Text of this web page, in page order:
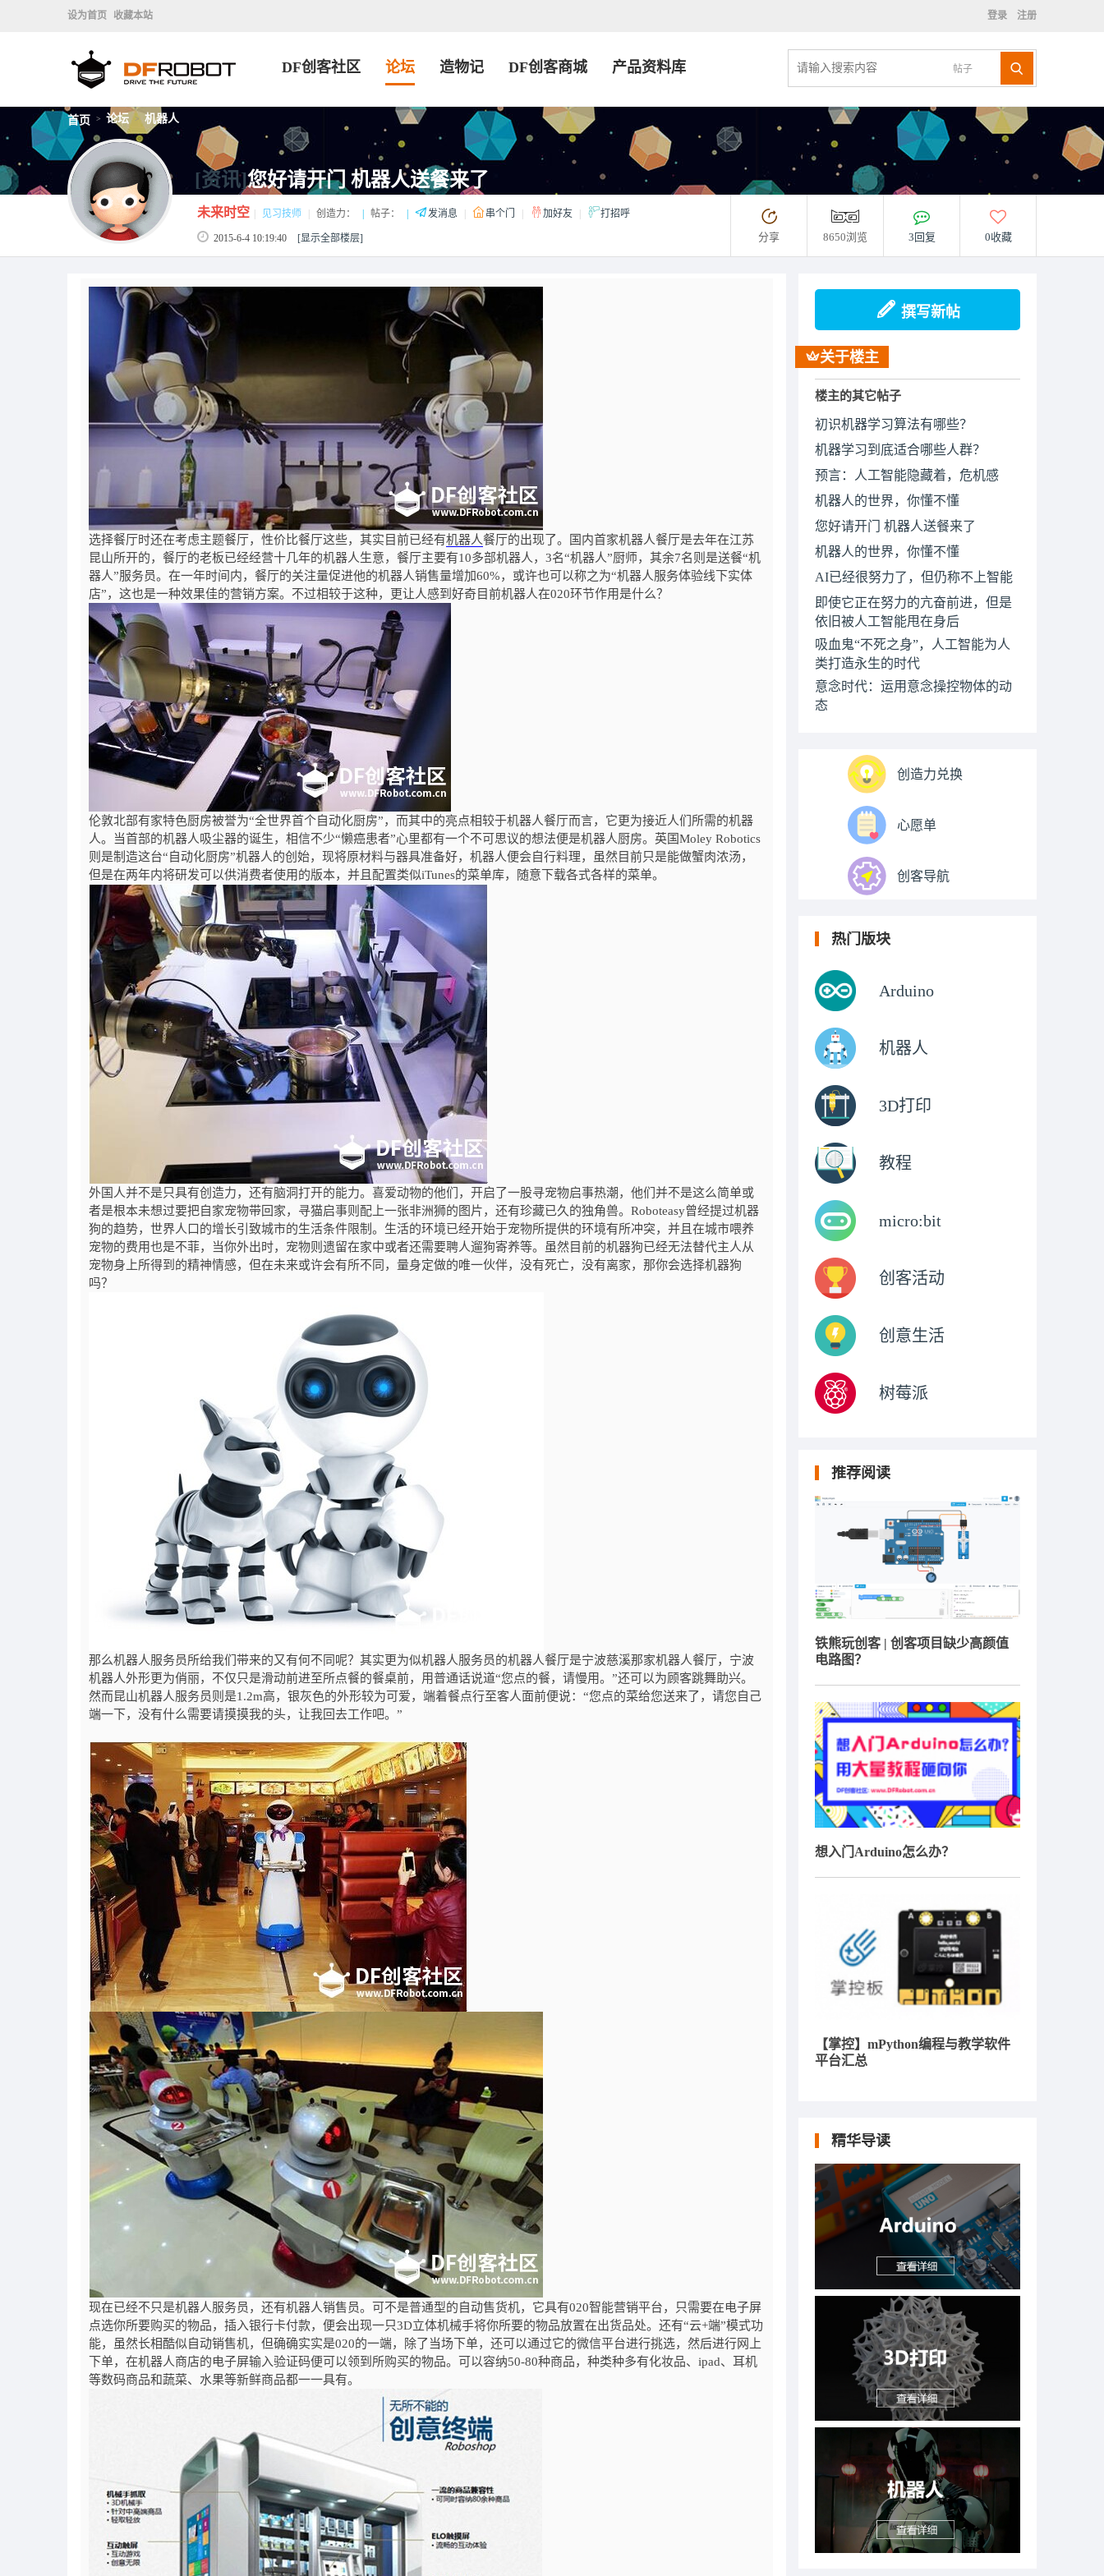
设为首页 收藏本站 登录 注册
帖子
DF创客社区 论坛 造物记 DF创客商城 产品资料库
首页 > 论坛 > 机器人
[资讯]您好请开门 机器人送餐来了
未来时空 见习技师 创造力： 帖子： 发消息 串个门 加好友 打招呼
2015-6-4 10:19:40 [显示全部楼层] 分享 8650浏览 3回复 0收藏
选择餐厅时还在考虑主题餐厅，性价比餐厅这些，其实目前已经有机器人餐厅的出现了。国内首家机器人餐厅是去年在江苏
昆山所开的，餐厅的老板已经经营十几年的机器人生意，餐厅主要有10多部机器人， 3名“机器人”厨师，其余7名则是送餐“机
器人”服务员。在一年时间内，餐厅的关注量促进他的机器人销售量增加60%，或许也可以称之为“机器人服务体验线下实体
店”，这也是一种效果佳的营销方案。不过相较于这种，更让人感到好奇目前机器人在020环节作用是什么？
伦敦北部有家特色厨房被誉为“全世界首个自动化厨房”，而其中的亮点相较于机器人餐厅而言，它更为接近人们所需的机器
人。当首部的机器人吸尘器的诞生，相信不少“懒癌患者”心里都有一个不可思议的想法便是机器人厨房。英国Moley Robotics
则是制造这台“自动化厨房”机器人的创始，现将原材料与器具准备好，机器人便会自行料理，虽然目前只是能做蟹肉浓汤，
但是在两年内将研发可以供消费者使用的版本，并且配置类似iTunes的菜单库，随意下载各式各样的菜单。
外国人并不是只具有创造力，还有脑洞打开的能力。喜爱动物的他们，开启了一股寻宠物启事热潮，他们并不是这么简单或
者是根本未想过要把自家宠物带回家，寻猫启事则配上一张非洲狮的图片，还有珍藏已久的独角兽。Roboteasy曾经提过机器
狗的趋势，世界人口的增长引致城市的生活条件限制。生活的环境已经开始于宠物所提供的环境有所冲突，并且在城市喂养
宠物的费用也是不菲，当你外出时，宠物则遗留在家中或者还需要聘人遛狗寄养等。虽然目前的机器狗已经无法替代主人从
宠物身上所得到的精神情感，但在未来或许会有所不同，量身定做的唯一伙伴，没有死亡，没有离家，那你会选择机器狗
吗？
那么机器人服务员所给我们带来的又有何不同呢？其实更为似机器人服务员的机器人餐厅是宁波慈溪那家机器人餐厅，宁波
机器人外形更为俏丽，不仅只是滑动前进至所点餐的餐桌前，用普通话说道“您点的餐，请慢用。”还可以为顾客跳舞助兴。
然而昆山机器人服务员则是1.2m高，银灰色的外形较为可爱，端着餐点行至客人面前便说：“您点的菜给您送来了，请您自己
端一下，没有什么需要请摸摸我的头，让我回去工作吧。”
现在已经不只是机器人服务员，还有机器人销售员。可不是普通型的自动售货机，它具有020智能营销平台，只需要在电子屏
点选你所要购买的物品，插入银行卡付款，便会出现一只3D立体机械手将你所要的物品放置在出货品处。还有“云+端”模式功
能，虽然长相酷似自动销售机，但确确实实是020的一端，除了当场下单，还可以通过它的微信平台进行挑选，然后进行网上
下单，在机器人商店的电子屏输入验证码便可以领到所购买的物品。可以容纳50-80种商品，种类种多有化妆品、 ipad、耳机
等数码商品和蔬菜、水果等新鲜商品都一一具有。
撰写新帖
关于楼主
楼主的其它帖子
初识机器学习算法有哪些？
机器学习到底适合哪些人群？
预言：人工智能隐藏着，危机感
机器人的世界，你懂不懂
您好请开门 机器人送餐来了
机器人的世界，你懂不懂
AI已经很努力了，但仍称不上智能
即使它正在努力的亢奋前进，但是
依旧被人工智能甩在身后
吸血鬼“不死之身”，人工智能为人
类打造永生的时代
意念时代：运用意念操控物体的动
态
创造力兑换
心愿单
创客导航
热门版块
Arduino
机器人
3D打印
教程
micro:bit
创客活动
创意生活
树莓派
推荐阅读
铁熊玩创客 | 创客项目缺少高颜值
电路图？
想入门Arduino怎么办？
【掌控】mPython编程与教学软件
平台汇总
精华导读